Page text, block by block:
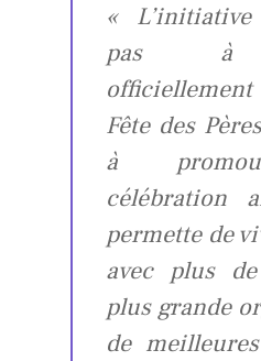
«
pas à
Fête des
à
célébration
permette de
avec plus
plus grande
de